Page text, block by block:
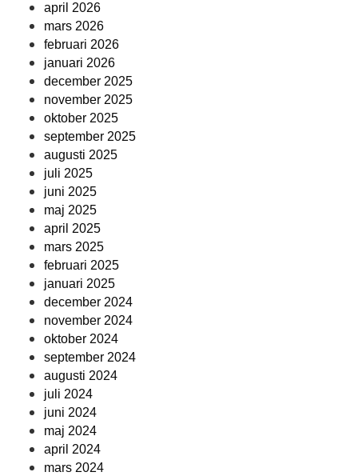
april 2026
mars 2026
februari 2026
januari 2026
december 2025
november 2025
oktober 2025
september 2025
augusti 2025
juli 2025
juni 2025
maj 2025
april 2025
mars 2025
februari 2025
januari 2025
december 2024
november 2024
oktober 2024
september 2024
augusti 2024
juli 2024
juni 2024
maj 2024
april 2024
mars 2024